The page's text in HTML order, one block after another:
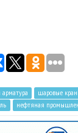
шаровые
нефтяная